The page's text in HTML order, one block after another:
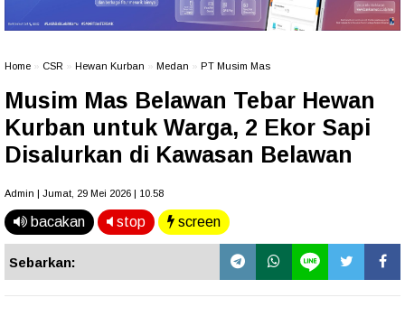
Home CSR Hewan Kurban Medan PT Musim Mas
Musim Mas Belawan Tebar Hewan
Kurban untuk Warga, 2 Ekor Sapi
Disalurkan di Kawasan Belawan
Admin | Jumat, 29 Mei 2026 | 10.58
bacakan stop screen
Sebarkan: